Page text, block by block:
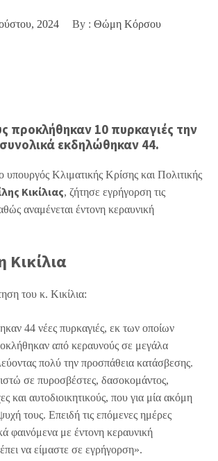
2024 By : Θώμη Κόρσου
προκλήθηκαν 10 πυρκαγιές την
εκδηλώθηκαν 44.
Κλιματικής Κρίσης και Πολιτικής
Κικίλιας, ζήτησε εγρήγορση τις
αναμένεται έντονη κεραυνική
Κικίλια
του κ. Κικίλια:
44 νέες πυρκαγιές, εκ των οποίων
από κεραυνούς σε μεγάλα
πολύ την προσπάθεια κατάσβεσης.
σε πυροσβέστες, δασοκομάντος,
και αυτοδιοικητικούς, που για μία ακόμη
τους. Επειδή τις επόμενες ημέρες
φαινόμενα με έντονη κεραυνική
να είμαστε σε εγρήγορση».